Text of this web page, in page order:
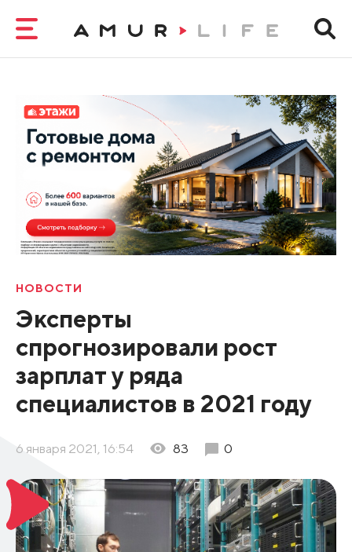
НОВОСТИ
Эксперты
спрогнозировали рост
зарплат у ряда
специалистов в 2021 году
6 января 2021, 16:54 83 0